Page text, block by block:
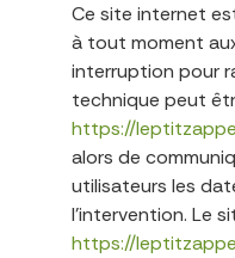
Ce site internet
à tout moment
interruption pour
technique peut
https://
alors de
utilisateurs les
l’intervention. Le
https://